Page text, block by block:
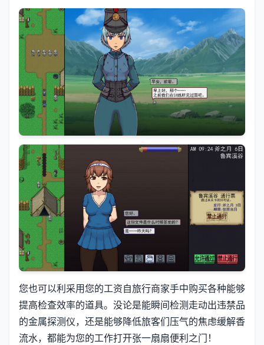
您也可以利采用您的工资自旅行商家手中购买各种能够
提高检查效率的道具。没论是能瞬间检测走动出违禁品
的金属探测仪，还是能够降低旅客们压气的焦虑缓解香
流水，都能为您的工作打开张一扇扇便利之门！